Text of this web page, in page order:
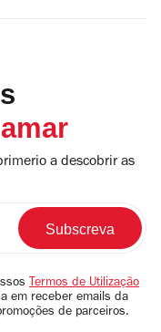
amar
a descobrir as
Termos de Utilização
em receber emails da
de parceiros.